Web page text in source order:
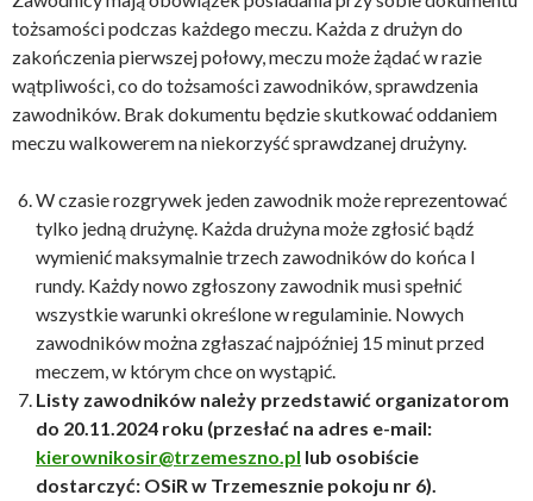
tożsamości podczas każdego meczu. Każda z drużyn do
zakończenia pierwszej połowy, meczu może żądać w razie
wątpliwości, co do tożsamości zawodników, sprawdzenia
zawodników. Brak dokumentu będzie skutkować oddaniem
meczu walkowerem na niekorzyść sprawdzanej drużyny.
W czasie rozgrywek jeden zawodnik może reprezentować
tylko jedną drużynę. Każda drużyna może zgłosić bądź
wymienić maksymalnie trzech zawodników do końca I
rundy. Każdy nowo zgłoszony zawodnik musi spełnić
wszystkie warunki określone w regulaminie. Nowych
zawodników można zgłaszać najpóźniej 15 minut przed
meczem, w którym chce on wystąpić.
Listy zawodników należy przedstawić organizatorom
do 20.11.2024 roku (przesłać na adres e-mail:
kierownikosir@trzemeszno.pl lub osobiście
dostarczyć: OSiR w Trzemesznie pokoju nr 6).